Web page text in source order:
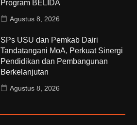
Program BELIDA
Agustus 8, 2026
SPs USU dan Pemkab Dairi
Tandatangani MoA, Perkuat Sinergi
Pendidikan dan Pembangunan
Berkelanjutan
Agustus 8, 2026